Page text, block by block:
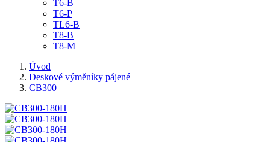
T6-B
T6-P
TL6-B
T8-B
T8-M
Úvod
Deskové výměníky pájené
CB300